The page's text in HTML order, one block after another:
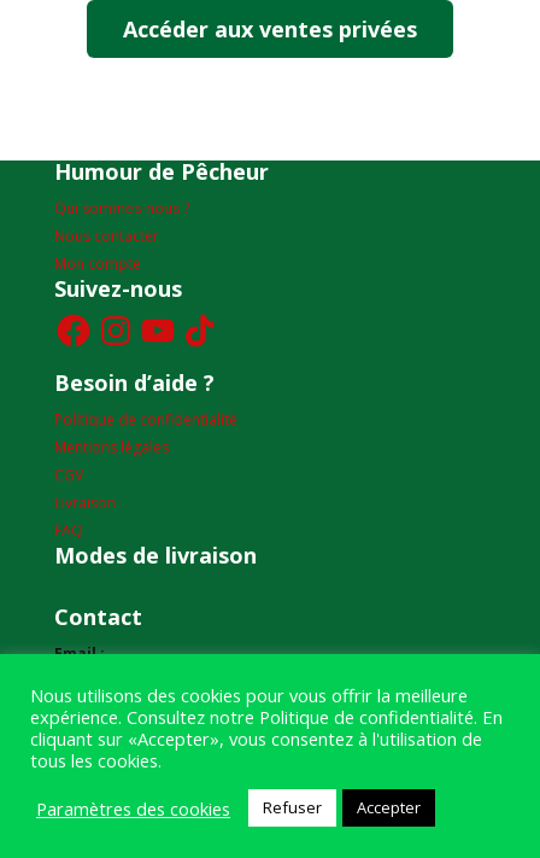
Humour de Pêcheur
Qui sommes-nous ?
Nous contacter
Mon compte
Suivez-nous
FacebookInstagramYouTubeTikTok
Besoin d’aide ?
Politique de confidentialité
Mentions légales
CGV
Livraison
FAQ
Modes de livraison
Contact
Email :
Adresse :
1bis boulevard Louis Renault
Téléphone :
Nous utilisons des cookies pour vous offrir la meilleure
expérience. Consultez notre Politique de confidentialité. En
cliquant sur «Accepter», vous consentez à l'utilisation de
tous les cookies.
Paramètres des cookies
Refuser Accepter